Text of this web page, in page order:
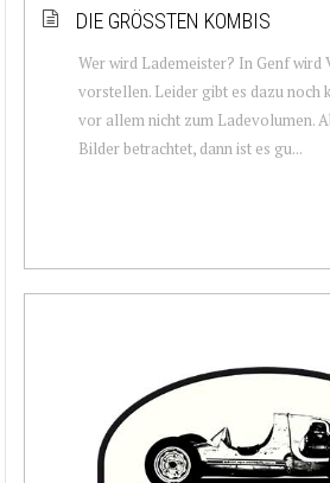
DIE GRÖSSTEN KOMBIS
Wer wird Lademeister? In Genf wird
vorstellen. Leider gibt es dazu noch
vor allem nicht zum Ladevolumen.
Bilder betrachtet, dann ist es gu...